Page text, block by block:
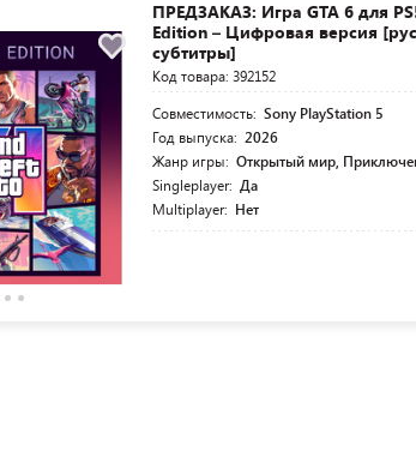
ПРЕДЗАКАЗ: Игра GTA 6 для
Edition – Цифровая версия
субтитры]
Код товара: 392152
Совместимость: Sony PlayStation 5
Год выпуска: 2026
Жанр игры: Открытый мир,
Singleplayer: Да
Multiplayer: Нет